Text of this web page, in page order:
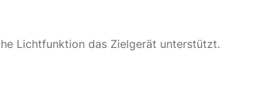
Lichtfunktion das Zielgerät unterstützt.